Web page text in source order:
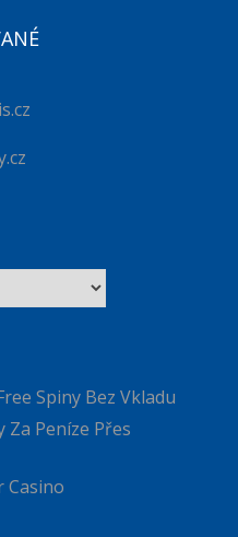
Spiny Bez Vkladu
Peníze Přes
Casino